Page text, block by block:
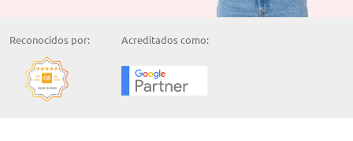
Reconocidos por: Acreditados como: